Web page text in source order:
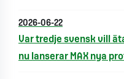
2026-06-22
Var tredje svensk vill
nu lanserar MAX nya